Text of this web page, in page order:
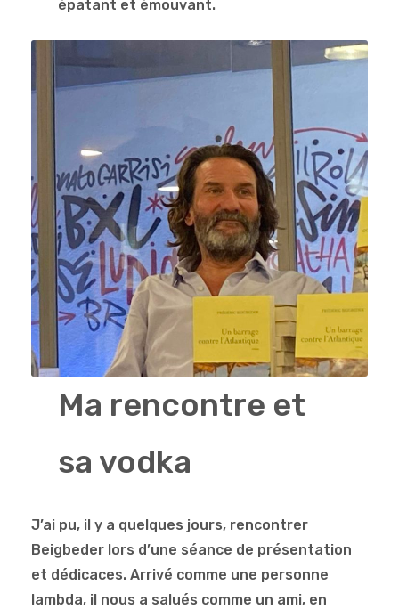
épatant et émouvant.
Ma rencontre et
sa vodka
J’ai pu, il y a quelques jours, rencontrer
Beigbeder lors d’une séance de présentation
et dédicaces. Arrivé comme une personne
lambda, il nous a salués comme un ami, en